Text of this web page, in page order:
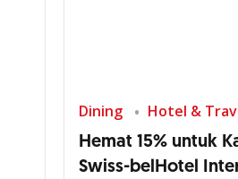
Dining Hotel &
Hemat 15% untuk
Swiss-belHotel